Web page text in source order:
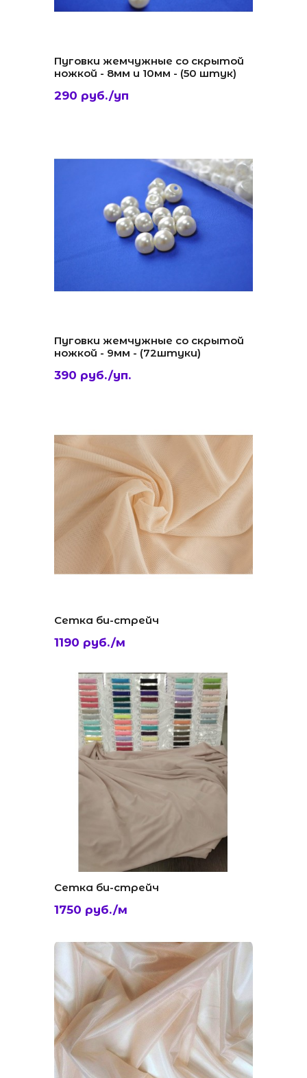
Пуговки жемчужные со скрытой
ножкой - 8мм и 10мм - (50 штук)
290 руб./уп
Пуговки жемчужные со скрытой
ножкой - 9мм - (72штуки)
390 руб./уп.
Сетка би-стрейч
1190 руб./м
Сетка би-стрейч
1750 руб./м